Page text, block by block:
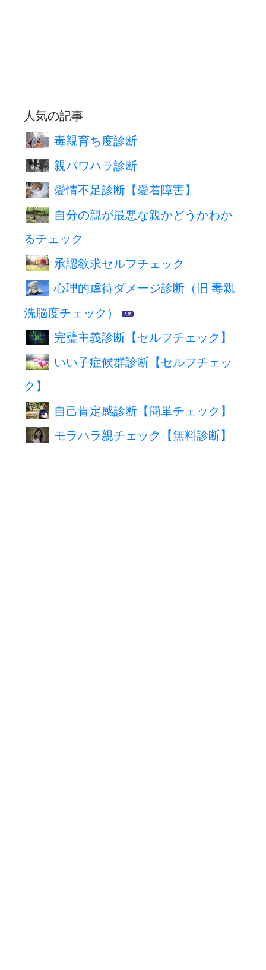
人気の記事
毒親育ち度診断
親パワハラ診断
愛情不足診断【愛着障害】
自分の親が最悪な親かどうかわか
るチェック
承認欲求セルフチェック
心理的虐待ダメージ診断（旧:毒親
洗脳度チェック）
完璧主義診断【セルフチェック】
いい子症候群診断【セルフチェッ
ク】
自己肯定感診断【簡単チェック】
モラハラ親チェック【無料診断】